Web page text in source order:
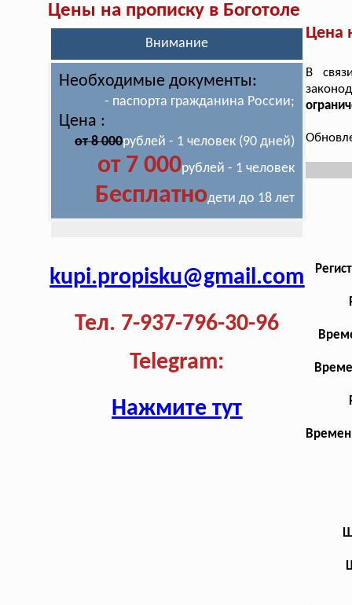
Цены на прописку в Боготоле
Внимание
Необходимые документы:
- паспорта гражданина России;
Цена :
от 8 000рублей - 1 человек (90 дней)
от 7 000рублей - 1 человек
Бесплатнодети до 18 лет
kupi.propisku@gmail.com
Тел. 7-937-796-30-96
Telegram:
Нажмите тут
Цена
В